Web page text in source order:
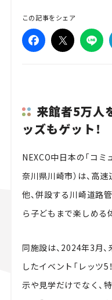
この記事をシェア
来館者5万人
ッズもゲット！
NEXCO中日本の「コミ
奈川県川崎市）は、高
他、併設する川崎道路
ら子どもまで楽しめる
同施設は、2024年3月
したイベント「レッツ5
示や見学だけでなく、